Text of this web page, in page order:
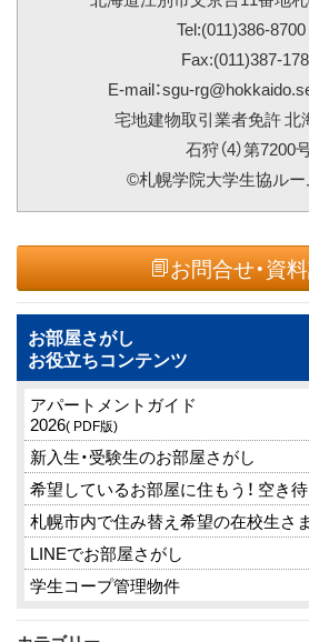
Tel:(011)386-8700
Fax:(011)387-
E-mail：sgu-
宅地建物取引業者免許
石狩（4）第7200
©札幌学院大学生協ルー
お問合せ・資
お部屋さがし
お役立ちコンテンツ
アパートメントガイド
2026( PDF版)
新入生・受験生のお部屋さがし
希望しているお部屋に住もう！ 空き
札幌市内で住み替え希望の在校生さま
LINEでお部屋さがし
学生コープ管理物件